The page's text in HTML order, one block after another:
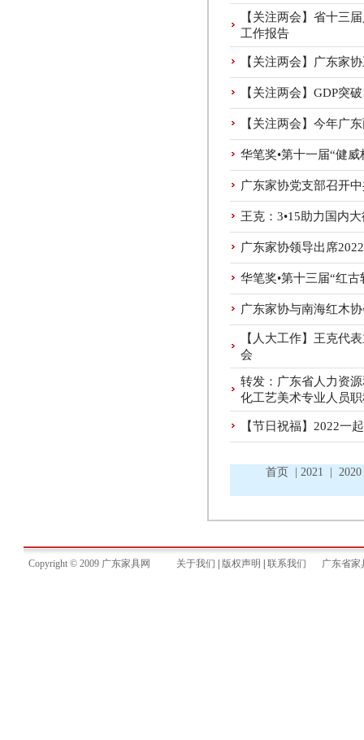
【关注两会】省十三
工作报告
【关注两会】广东家
【关注两会】GDP突
【关注两会】今年广
华笔奖•第十一届“健
广东家协党支部召开
王克：3•15助力国内
广东家协领导出席
华笔奖•第十三届“红
广东家协与南海红木
【人大工作】王克代
会
转发：广东省人力资
化工艺美术专业人员
【节日祝福】2022一
首页 2021 2020